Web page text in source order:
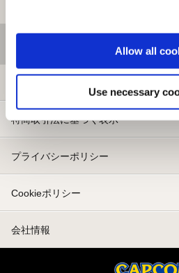
Allow all
Use necessary
特商取引法に基づく表示
プライバシーポリシー
Cookieポリシー
会社情報